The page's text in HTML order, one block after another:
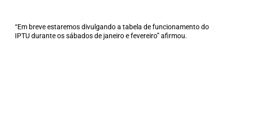
“Em breve estaremos divulgando a tabela de funcionamento do
IPTU durante os sábados de janeiro e fevereiro” afirmou.